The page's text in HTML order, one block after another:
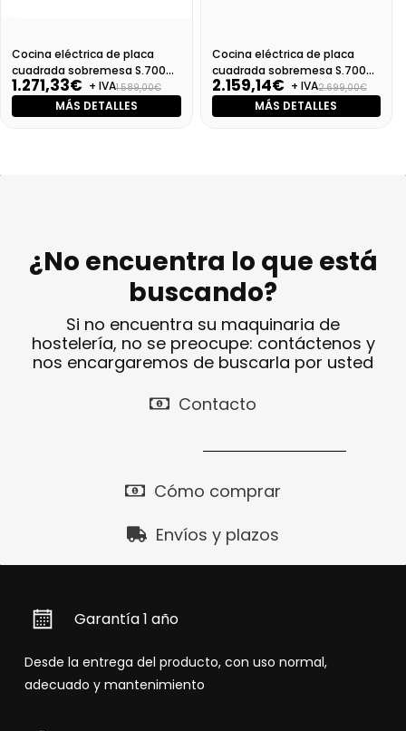
Cocina eléctrica de placa
cuadrada sobremesa S.700
SV 74 PCEQ-T
1.271,33€ + IVA1.589,00€
MÁS DETALLES
Cocina eléctrica de placa
cuadrada sobremesa S.700
SV 78 PCEQ-T
2.159,14€ + IVA2.699,00€
MÁS DETALLES
¿No encuentra lo que está
buscando?
Si no encuentra su maquinaria de
hostelería, no se preocupe: contáctenos y
nos encargaremos de buscarla por usted
Contacto
Cómo comprar
Envíos y plazos
Garantía 1 año
Desde la entrega del producto, con uso normal,
adecuado y mantenimiento